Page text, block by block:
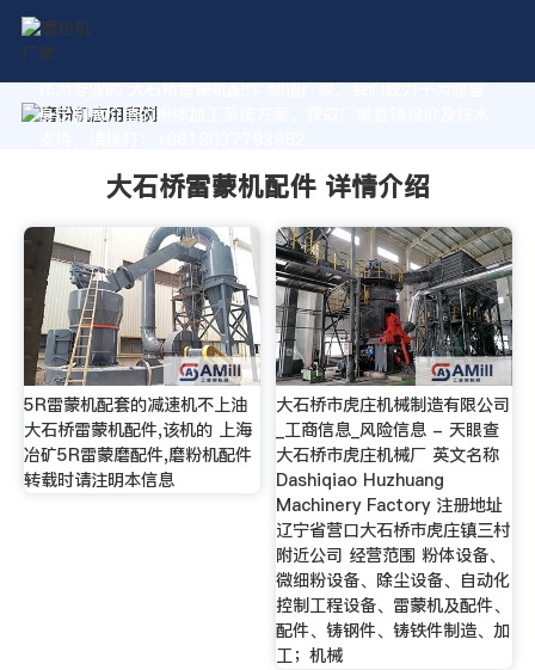
作为专业的 大石桥雷蒙机配件 制造厂家，我们致力于为您量
身定制高价值的粉体加工系统方案。获取厂家直销报价及技术
大石桥雷蒙机配件 详情介绍
5R雷蒙机配套的减速机不上油
大石桥雷蒙机配件,该机的 上海
冶矿5R雷蒙磨配件,磨粉机配件
转载时请注明本信息
大石桥市虎庄机械制造有限公司
_工商信息_风险信息 - 天眼查
大石桥市虎庄机械厂 英文名称
Dashiqiao Huzhuang
Machinery Factory 注册地址
辽宁省营口大石桥市虎庄镇三村
附近公司 经营范围 粉体设备、
微细粉设备、除尘设备、自动化
控制工程设备、雷蒙机及配件、
配件、铸钢件、铸铁件制造、加
工；机械